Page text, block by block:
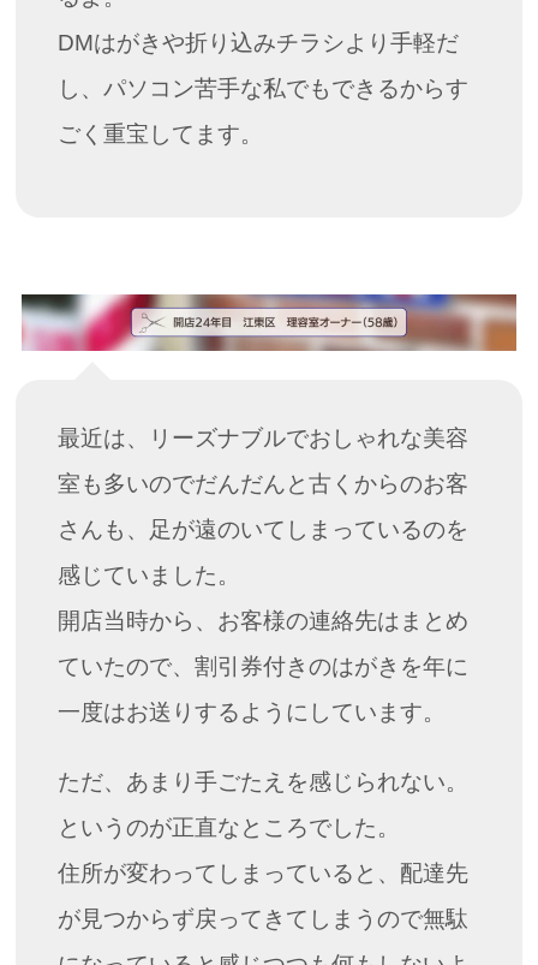
DMはがきや折り込みチラシより手軽だ
し、パソコン苦手な私でもできるからす
ごく重宝してます。
最近は、リーズナブルでおしゃれな美容
室も多いのでだんだんと古くからのお客
さんも、足が遠のいてしまっているのを
感じていました。
開店当時から、お客様の連絡先はまとめ
ていたので、割引券付きのはがきを年に
一度はお送りするようにしています。
ただ、あまり手ごたえを感じられない。
というのが正直なところでした。
住所が変わってしまっていると、配達先
が見つからず戻ってきてしまうので無駄